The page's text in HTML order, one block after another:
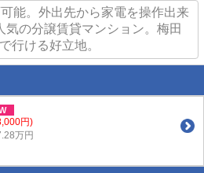
能。外出先から家電を操作出来
気の分譲賃貸マンション。梅田
行ける好立地。
円)
万円